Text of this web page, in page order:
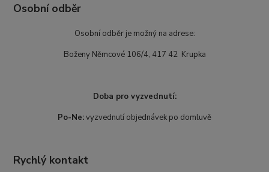
Osobní odběr
Osobní odběr je možný na adrese:
Boženy Němcové 106/4, 417 42 Krupka
Doba pro vyzvednutí:
Po-Ne:vyzvednutí objednávek po domluvě
Rychlý kontakt